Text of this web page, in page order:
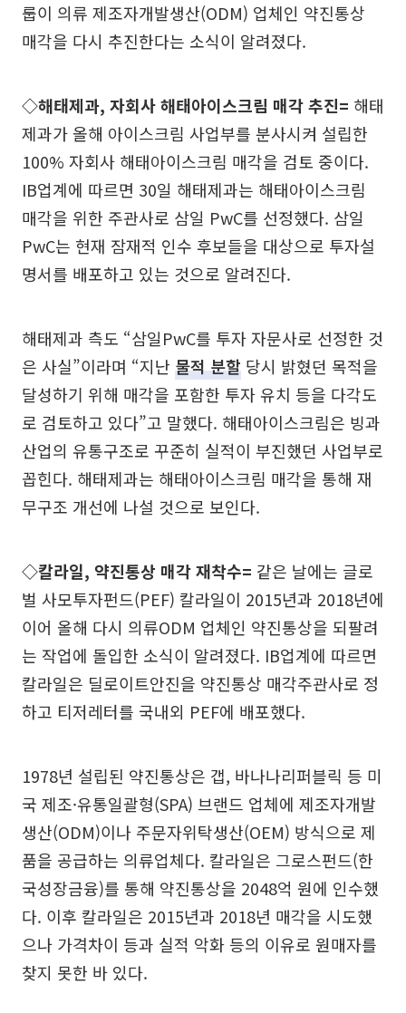
룹이 의류 제조자개발생산(ODM) 업체인 약진통상
매각을 다시 추진한다는 소식이 알려졌다.
◇해태제과, 자회사 해태아이스크림 매각 추진= 해태
제과가 올해 아이스크림 사업부를 분사시켜 설립한
100% 자회사 해태아이스크림 매각을 검토 중이다.
IB업계에 따르면 30일 해태제과는 해태아이스크림
매각을 위한 주관사로 삼일 PwC를 선정했다. 삼일
PwC는 현재 잠재적 인수 후보들을 대상으로 투자설
명서를 배포하고 있는 것으로 알려진다.
해태제과 측도 “삼일PwC를 투자 자문사로 선정한 것
은 사실”이라며 “지난 물적 분할 당시 밝혔던 목적을
달성하기 위해 매각을 포함한 투자 유치 등을 다각도
로 검토하고 있다”고 말했다. 해태아이스크림은 빙과
산업의 유통구조로 꾸준히 실적이 부진했던 사업부로
꼽힌다. 해태제과는 해태아이스크림 매각을 통해 재
무구조 개선에 나설 것으로 보인다.
◇칼라일, 약진통상 매각 재착수= 같은 날에는 글로
벌 사모투자펀드(PEF) 칼라일이 2015년과 2018년에
이어 올해 다시 의류ODM 업체인 약진통상을 되팔려
는 작업에 돌입한 소식이 알려졌다. IB업계에 따르면
칼라일은 딜로이트안진을 약진통상 매각주관사로 정
하고 티저레터를 국내외 PEF에 배포했다.
1978년 설립된 약진통상은 갭, 바나나리퍼블릭 등 미
국 제조·유통일괄형(SPA) 브랜드 업체에 제조자개발
생산(ODM)이나 주문자위탁생산(OEM) 방식으로 제
품을 공급하는 의류업체다. 칼라일은 그로스펀드(한
국성장금융)를 통해 약진통상을 2048억 원에 인수했
다. 이후 칼라일은 2015년과 2018년 매각을 시도했
으나 가격차이 등과 실적 악화 등의 이유로 원매자를
찾지 못한 바 있다.